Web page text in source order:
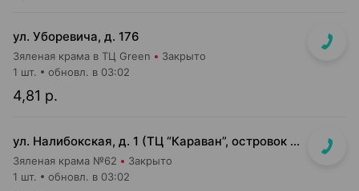
ул. Уборевича, д. 176
Зяленая крама в ТЦ Green Закрыто
4,81 р.
1 шт. обновл. в 03:02
ул. Налибокская, д. 1 (ТЦ “Караван”, островок в прикассовой зоне г-та “Соседи”)
Зяленая крама №62 Закрыто
1 шт. обновл. в 03:02